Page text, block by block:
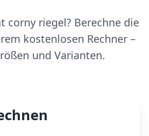
corny riegel? Berechne die
kostenlosen Rechner –
und Varianten.